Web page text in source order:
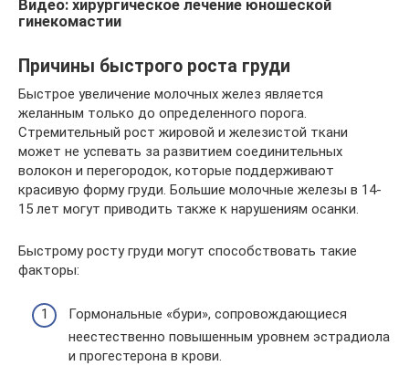
Видео: хирургическое лечение юношеской
гинекомастии
Причины быстрого роста груди
Быстрое увеличение молочных желез является
желанным только до определенного порога.
Стремительный рост жировой и железистой ткани
может не успевать за развитием соединительных
волокон и перегородок, которые поддерживают
красивую форму груди. Большие молочные железы в 14-
15 лет могут приводить также к нарушениям осанки.
Быстрому росту груди могут способствовать такие
факторы:
Гормональные «бури», сопровождающиеся
неестественно повышенным уровнем эстрадиола
и прогестерона в крови.